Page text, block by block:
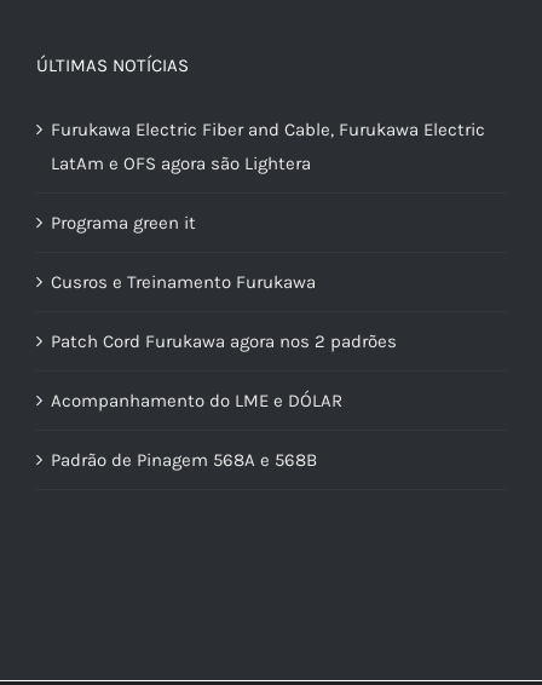
ÚLTIMAS NOTÍCIAS
Furukawa Electric Fiber and Cable, Furukawa Electric
LatAm e OFS agora são Lightera
Programa green it
Cusros e Treinamento Furukawa
Patch Cord Furukawa agora nos 2 padrões
Acompanhamento do LME e DÓLAR
Padrão de Pinagem 568A e 568B